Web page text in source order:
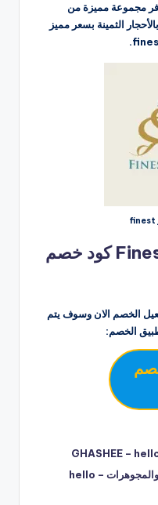
مجموعة مميزة من
الثمينة بسعر مميز
Finest Jewelry coupon كود خصم
الخصم الان وسوف يتم
الخصم:
كود خصم جواهر السناء للذهب والمجوهرات – hello